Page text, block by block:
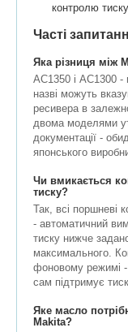
контролю
Часті
Яка різниця між
AC1350 і AC1300
назві можуть
ресивера в
двома моделями
документації -
японського
Чи вмикається
тиску?
Так, всі поршневі
- автоматичний
тиску нижче
максимального.
фоновому режимі -
сам підтримує
Яке масло
Makita?